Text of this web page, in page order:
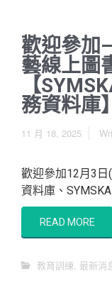
歡迎參加
藝線上圖
【
務資料庫
11 月 18, 2025
歡迎參加12月3日
資料庫、
READ MORE
教育訓練, 最新消